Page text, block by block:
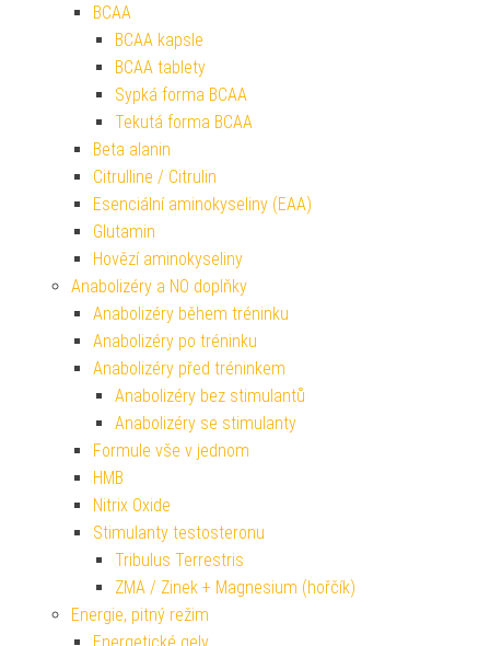
BCAA
BCAA kapsle
BCAA tablety
Sypká forma BCAA
Tekutá forma BCAA
Beta alanin
Citrulline / Citrulin
Esenciální aminokyseliny (EAA)
Glutamin
Hovězí aminokyseliny
Anabolizéry a NO doplňky
Anabolizéry během tréninku
Anabolizéry po tréninku
Anabolizéry před tréninkem
Anabolizéry bez stimulantů
Anabolizéry se stimulanty
Formule vše v jednom
HMB
Nitrix Oxide
Stimulanty testosteronu
Tribulus Terrestris
ZMA / Zinek + Magnesium (hořčík)
Energie, pitný režim